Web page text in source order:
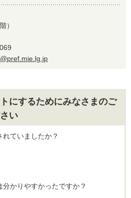
）
にするためにみなさまのご
い
ていましたか？
かりやすかったですか？